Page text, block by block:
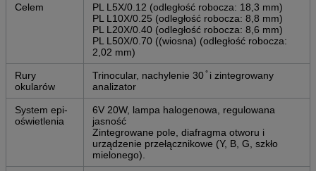
Celem
PL L5X/0.12 (odległość robocza: 18,3 mm)
PL L10X/0.25 (odległość robocza: 8,8 mm)
PL L20X/0.40 (odległość robocza: 8,6 mm)
PL L50X/0.70 ((wiosna) (odległość robocza:
2,02 mm)
Rury
okularów
Trinocular, nachylenie 30 ̊ i zintegrowany
analizator
System epi-
oświetlenia
6V 20W, lampa halogenowa, regulowana
jasność
Zintegrowane pole, diafragma otworu i
urządzenie przełącznikowe (Y, B, G, szkło
mielonego).